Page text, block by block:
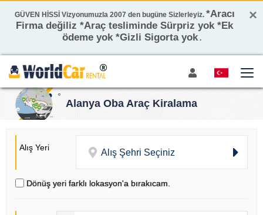
×
GÜVEN HİSSİ Vizyonumuzla 2007 den bugüne Sizlerleyiz. *Aracı
Firma değiliz *Araç tesliminde Sürpriz yok *Ek
ödeme yok *Gizli Sigorta yok.
Alanya Oba Araç Kiralama
Alış Yeri Alış Şehri Seçiniz
Dönüş yeri farklı lokasyon'a bırakıcam.